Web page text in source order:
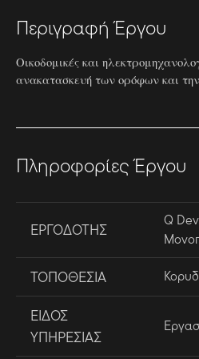
Περιγραφή Έργου
Οικοδομικές και
ανακατασκευή των ορόφων και
Πληροφορίες Έργου
ΕΡΓΟΔΟΤΗΣ
Q
ΤΟΠΟΘΕΣΙΑ
ΕΙΔΟΣ
ΥΠΗΡΕΣΙΑΣ